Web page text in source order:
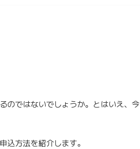
のではないでしょうか。とはいえ、今
方法を紹介します。